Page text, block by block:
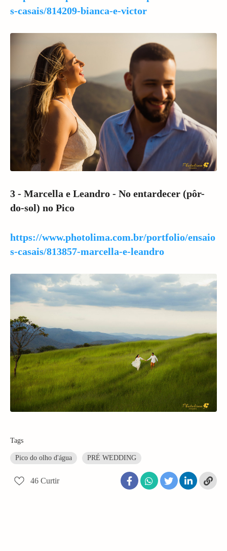
s-casais/814209-bianca-e-victor
3 - Marcella e Leandro - No entardecer (pôr-
do-sol) no Pico
https://www.photolima.com.br/portfolio/ensaio
s-casais/813857-marcella-e-leandro
Tags
Pico do olho d'água PRÉ WEDDING
46 Curtir